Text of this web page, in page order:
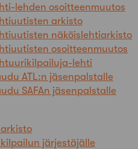
lehden osoitteenmuutos
arkisto
näköislehtiarkisto
osoitteenmuutos
lehti
ATL:n jäsenpalstalle
SAFAn jäsenpalstalle
järjestäjälle